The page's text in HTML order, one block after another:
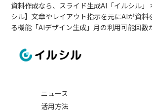
資料作成なら、スライド生成AI「イルシル」
シル】文章やレイアウト指示を元にAIが資料
る機能「AIデザイン生成」月の利用可能回数
ニュース
活用方法